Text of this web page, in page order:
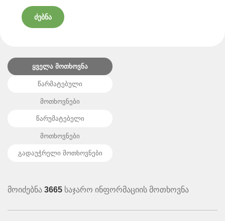
ყველა მოთხოვნა
წარმატებული
მოთხოვნები
წარუმატებელი
მოთხოვნები
გადაუჭრელი მოთხოვნები
მოიძებნა 3665 საჯარო ინფორმაციის მოთხოვნა